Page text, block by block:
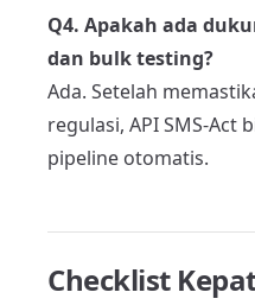
Q4. Apakah ada
dan bulk testing?
Ada. Setelah
regulasi, API SMS-Act
pipeline otomatis.
Checklist